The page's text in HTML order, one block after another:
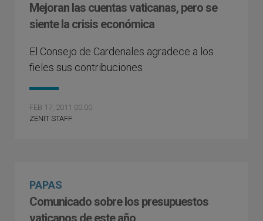
Mejoran las cuentas vaticanas, pero se
siente la crisis económica
El Consejo de Cardenales agradece a los
fieles sus contribuciones
FEB 17, 2011 00:00
ZENIT STAFF
PAPAS
Comunicado sobre los presupuestos
vaticanos de este año